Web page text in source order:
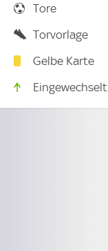
Tore
Torvorlage
Gelbe Karte
Eingewechselt